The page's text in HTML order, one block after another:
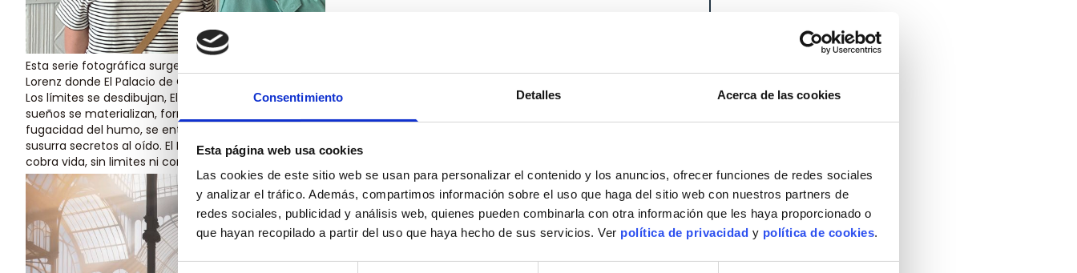
Consentimiento Detalles Acerca de las cookies
Esta página web usa cookies
Las cookies de este sitio web se usan para personalizar el contenido y los anuncios, ofrecer funciones de redes sociales
y analizar el tráfico. Además, compartimos información sobre el uso que haga del sitio web con nuestros partners de
redes sociales, publicidad y análisis web, quienes pueden combinarla con otra información que les haya proporcionado o
que hayan recopilado a partir del uso que haya hecho de sus servicios. Ver política de privacidad y política de cookies.
Esta serie fotográfica surge de la visita a la exposición “Palacio de Cristal” de las artistas Pauline Boudry y Renate
Lorenz donde El Palacio de Cristal se transforma en un sueño.
Los límites se desdibujan, El humo baila con los rayos del sol, creando figuras efímeras en su interior, donde los
sueños se materializan, formando cuadros poéticos donde los limites se desdibujan. La fragilidad del cristal y la
fugacidad del humo, se entrelazan en un mágico abrazo. En cada esquina, el misterio se revela y el humo
susurra secretos al oído. El Palacio de Cristal se vuelve un paraíso de luces y sombra, donde la imaginación
cobra vida, sin limites ni contrariedades.